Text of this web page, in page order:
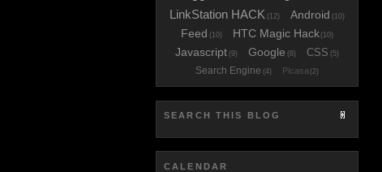
LinkStation HACK (12) Android (10)
Feed (10) HTC Magic Hack(10)
Javascript (9) Google (8) CSS (5)
Search Engine (4) Picasa (2)
SEARCH THIS BLOG
CALENDAR